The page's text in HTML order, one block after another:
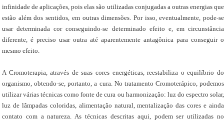
infinidade de aplicações, pois elas são utilizadas conjugadas a outras energias que
estão além dos sentidos, em outras dimensões. Por isso, eventualmente, pode-se
usar determinada cor conseguindo-se determinado efeito e, em circunstância
diferente, é preciso usar outra até aparentemente antagônica para conseguir o
mesmo efeito.
A Cromoterapia, através de suas cores energéticas, reestabiliza o equilíbrio do
organismo, obtendo-se, portanto, a cura. No tratamento Cromoterápico, podemos
utilizar várias técnicas como fonte de cura ou harmonização: luz do espectro solar,
luz de lâmpadas coloridas, alimentação natural, mentalização das cores e ainda
contato com a natureza. As técnicas descritas aqui, podem ser utilizadas no